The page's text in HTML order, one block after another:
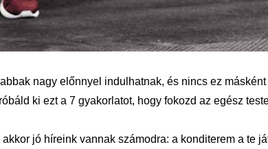
nagy előnnyel indulhatnak, és nincs ez másként
ki ezt a 7 gyakorlatot, hogy fokozd az egész
jó híreink vannak számodra: a konditerem a te